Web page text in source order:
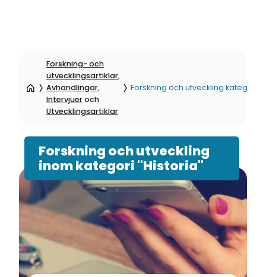
sidinnehåll
Forskning- och
utvecklingsartiklar,
Avhandlingar,
Intervjueroch
Utvecklingsartiklar
Forskning och utveckling kategori:
Forskning och utveckling
inom kategori "Historia"